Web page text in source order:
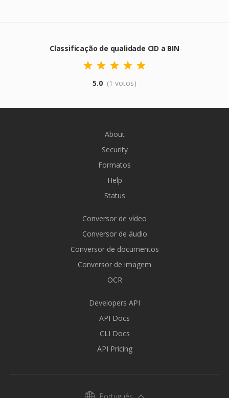
Classificação de qualidade CID a BIN
5.0 (1 votos)
About
Security
Formatos
Help
Status
Conversor de vídeo
Conversor de áudio
Conversor de documentos
Conversor de imagem
OCR
Developers API
API Docs
CLI Docs
API Pricing